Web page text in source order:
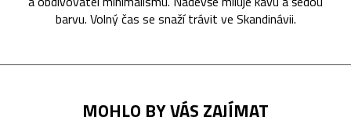
barvu. Volný čas se snaží trávit ve Skandinávii.
MOHLO BY VÁS ZAJÍMAT